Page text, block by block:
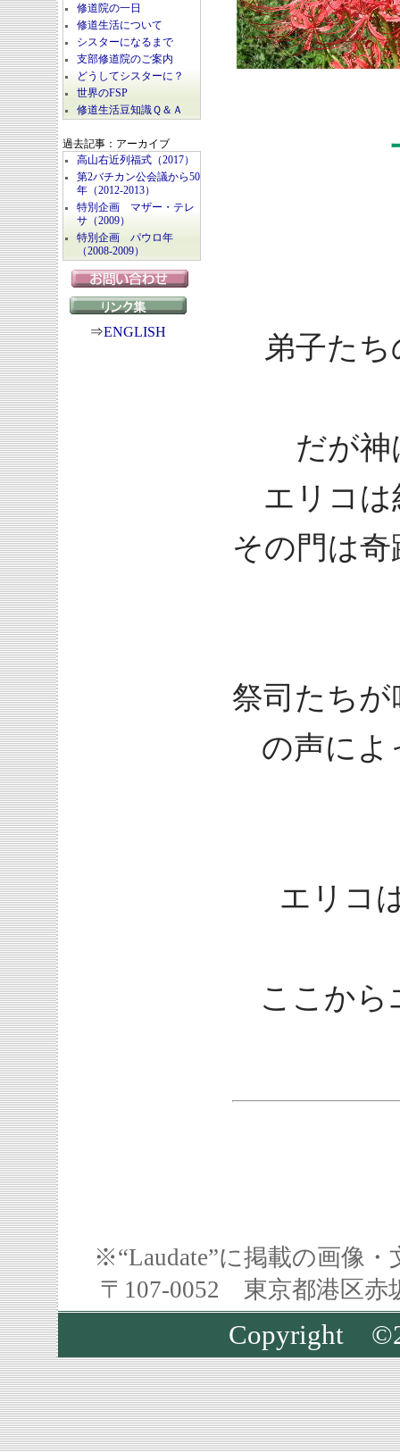
修道院の一日
修道生活について
シスターになるまで
支部修道院のご案内
どうしてシスターに？
世界のFSP
修道生活豆知識Ｑ＆Ａ
過去記事：アーカイブ
高山右近列福式（2017）
第2バチカン公会議から50
年（2012-2013）
特別企画 マザー・テレ
サ（2009）
特別企画 パウロ年
（2008-2009）
⇒ENGLISH 弟子た
だが
エリコ
その門は
祭司たち
の声によ
エリコ
ここから
※“Laudate”に掲載の画像
〒107-0052 東京都港区
Copyright